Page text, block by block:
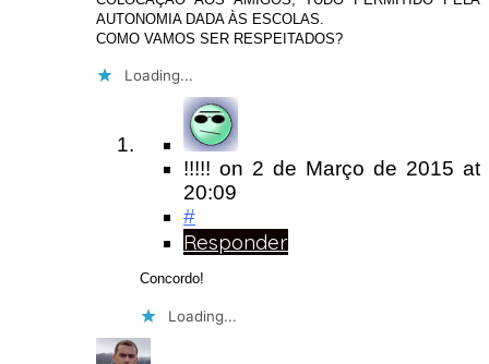
AUTONOMIA DADA ÀS ESCOLAS.
COMO VAMOS SER RESPEITADOS?
Loading...
!!!!! on 2 de Março de 2015 at
20:09
#
Responder
Concordo!
Loading...